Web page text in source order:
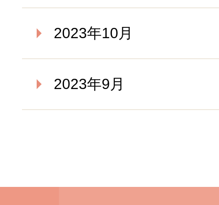
2023年10月
2023年9月